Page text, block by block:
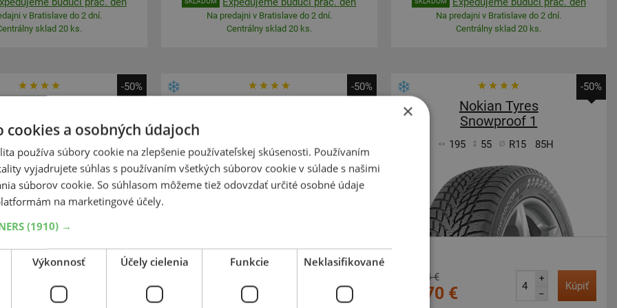
v Bratislave do 2 dní.
sklad 20 ks.
Na predajni v Bratislave do 2 dní.
Centrálny sklad 20 ks.
Na predajni v Bratislave do 2 dní.
Centrálny sklad 20 ks.
-50%
Snowproof 1
-50%
195
Kúpiť
-50%
Nokian Tyres
Snowproof 1
195 55 R15 85H
177,74 €
89,70 €
+
–
Kúpiť
×
cookies a osobných údajoch
používa súbory cookie na zlepšenie používateľskej skúsenosti. Používaním
vyjadrujete súhlas s používaním všetkých súborov cookie v súlade s našimi
súborov cookie. So súhlasom môžeme tiež odovzdať určité osobné údaje
na marketingové účely.
(1910) →
Výkonnosť Účely cielenia Funkcie Neklasifikované